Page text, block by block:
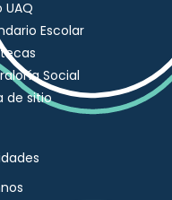
UAQ
Escolar
Social
de sitio